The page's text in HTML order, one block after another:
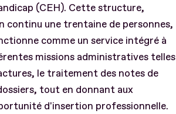
(CEH). Cette structure,
continu une trentaine de personnes,
comme un service intégré à
missions administratives telles
le traitement des notes de
tout en donnant aux
d'insertion professionnelle.